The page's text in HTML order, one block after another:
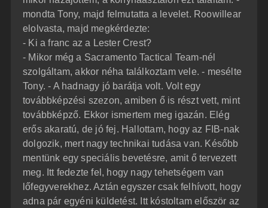
mondta Tony, majd felmutatta a levelet. Roowillear
elolvasta, majd megkérdezte:
- Ki a franc az a Lester Crest?
- Mikor még a Sacramento Tactical Team-nél
szolgáltam, akkor néha találkoztam vele. - mesélte
Tony. - A hadnagy jó barátja volt. Volt egy
továbbképzési szezon, amiben ő is részt vett, mint
továbbképző. Ekkor ismertem meg igazán. Elég
erős akaratú, de jó fej. Hallottam, hogy az FIB-nak
dolgozik, mert nagy technikai tudása van. Később
mentünk egy speciális bevetésre, amit ő tervezett
meg. Itt fedezte fel, hogy nagy tehetségem van
lőfegyverekhez. Aztán egyszer csak felhívott, hogy
adna pár egyéni küldetést. Itt kóstoltam először az